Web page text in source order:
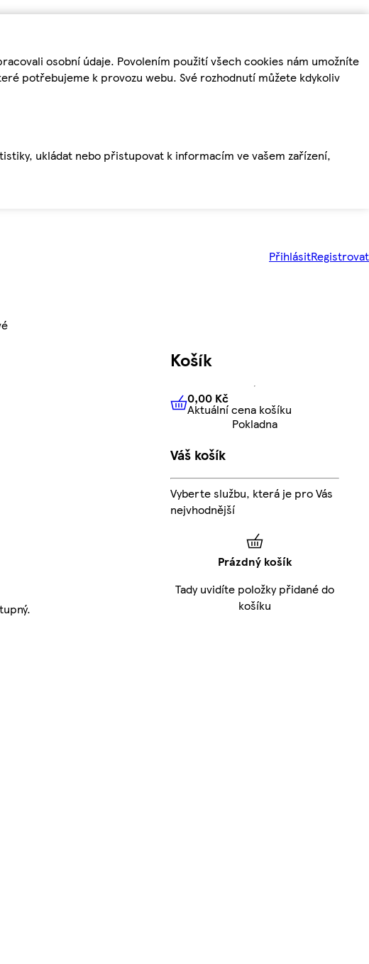
osobní údaje. Povolením použití všech cookies nám umožníte
potřebujeme k provozu webu. Své rozhodnutí můžete kdykoliv
ukládat nebo přistupovat k informacím ve vašem zařízení,
PřihlásitRegistrovat
Košík
0,00 KčAktuální cena košíku
0,00 Kč
Aktuální cena košíku
Pokladna
Váš košík
Vyberte službu, která je pro Vás
nejvhodnější
Prázdný košík
Tady uvidíte položky přidané do
košíku